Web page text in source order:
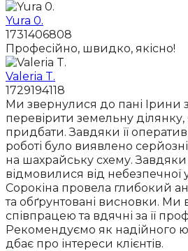
Yura 0.
1731406808
Професійно, швидко, якісно!
Valeria T.
1729194118
Ми звернулися до пані Ірини
перевірити земельну
придбати. Завдяки її
роботі було виявлено
на шахрайську схему.
відмовилися від небезпечної
Сорокіна провела глибокий
та обґрунтовані висновки. Ми
співпрацею та вдячні за її
Рекомендуємо як надійного
дбає про інтереси клієнтів.